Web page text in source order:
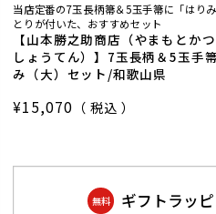
当店定番の7玉長柄箒＆5玉手箒に「はり
とりが付いた、おすすめセット
【山本勝之助商店（やまもとか
しょうてん）】7玉長柄＆5玉手
み（大）セット/和歌山県
¥15,070 税込
無料 ギフトラッピ